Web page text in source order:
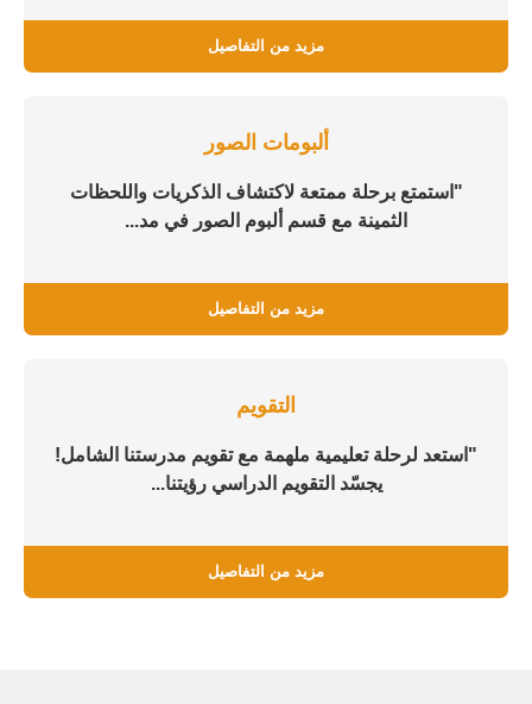
مزيد من التفاصيل
ألبومات الصور
"استمتع برحلة ممتعة لاكتشاف الذكريات واللحظات
الثمينة مع قسم ألبوم الصور في مد...
مزيد من التفاصيل
التقويم
"استعد لرحلة تعليمية ملهمة مع تقويم مدرستنا الشامل!
يجسّد التقويم الدراسي رؤيتنا...
مزيد من التفاصيل